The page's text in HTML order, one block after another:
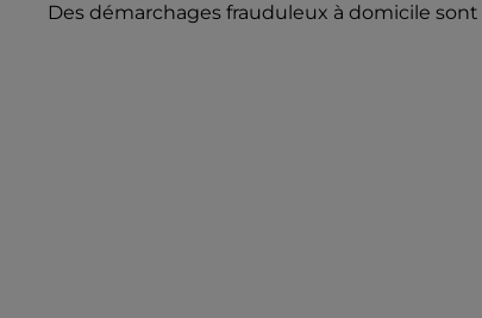
Des démarchages frauduleux à domicile